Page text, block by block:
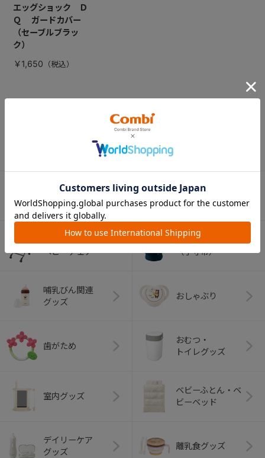
エッグショック Ｄ
Ｑ ガードカバー
（セーブルブラッ
ク）
￥1,650
CATEGORY
カテゴリー
チャイルドシート
ベビーチェア
抱っこひも
（子守帯）
哺乳びん関連
グッズ
おしゃぶり
歯がため
おむつ・
トイレグッズ
室内グッズ
ベビーふとん・ベ
ビーベッド
デイリーケア
グッズ
離乳食グッズ